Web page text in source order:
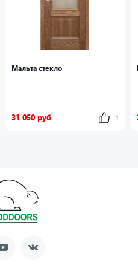
Мальта стекло
31 050 руб 1